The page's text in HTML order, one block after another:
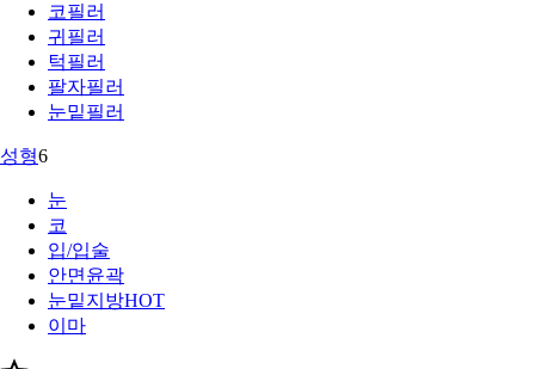
코필러
귀필러
턱필러
팔자필러
눈밑필러
성형6
눈
코
입/입술
안면윤곽
눈밑지방HOT
이마